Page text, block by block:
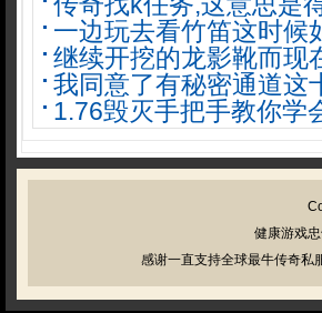
一边玩去看竹笛这时候
继续开挖的龙影靴而现
我同意了有秘密通道这
1.76毁灭手把手教你学
健康游戏
感谢一直支持全球最牛传奇私